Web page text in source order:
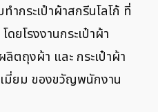
ำกระเป๋าผ้าสกรีนโลโก้ ที่
โรงงานกระเป๋าผ้า
ตถุงผ้า และ กระเป๋าผ้า
มี่ยม ของขวัญพนักงาน